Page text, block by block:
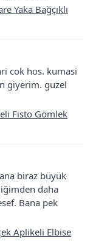
Yaka Bağçıklı
cok hos. kumasi
giyerim. guzel
Fisto Gömlek
biraz büyük
daha
Bana pek
Aplikeli Elbise